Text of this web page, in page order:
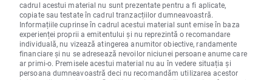
cadrul acestui material nu sunt prezentate pentru a fi aplicate,
copiate sau testate în cadrul tranzacțiilor dumneavoastră.
Informațiile cuprinse în cadrul acestui material sunt emise în baza
experienței proprii a emitentului și nu reprezintă o recomandare
individuală, nu vizează atingerea anumitor obiective, randamente
financiare și nu se adresează nevoilor niciunei persoane anume care
ar primi-o. Premisele acestui material nu au în vedere situația și
persoana dumneavoastră deci nu recomandăm utilizarea acestor